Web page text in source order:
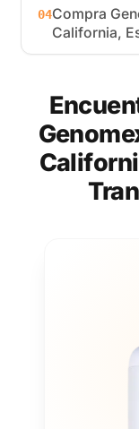
04Compra
California,